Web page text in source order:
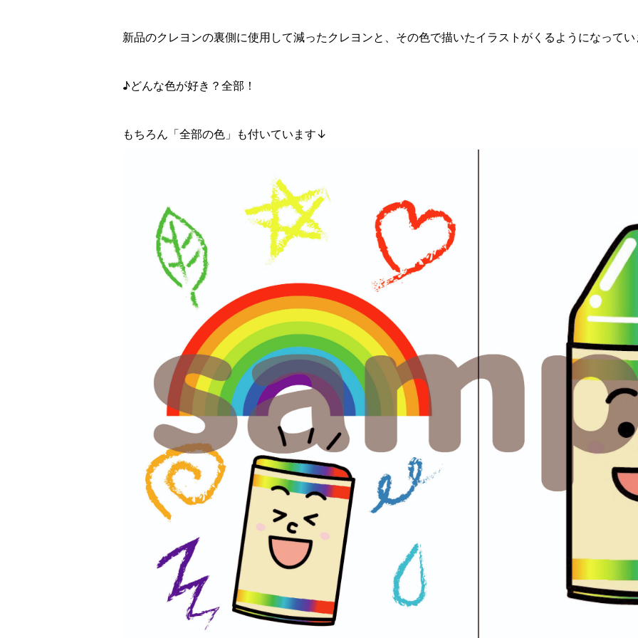
新品のクレヨンの裏側に使用して減ったクレヨンと、その色で描いたイラストがくるようになって
♪どんな色が好き？全部！
もちろん「全部の色」も付いています↓